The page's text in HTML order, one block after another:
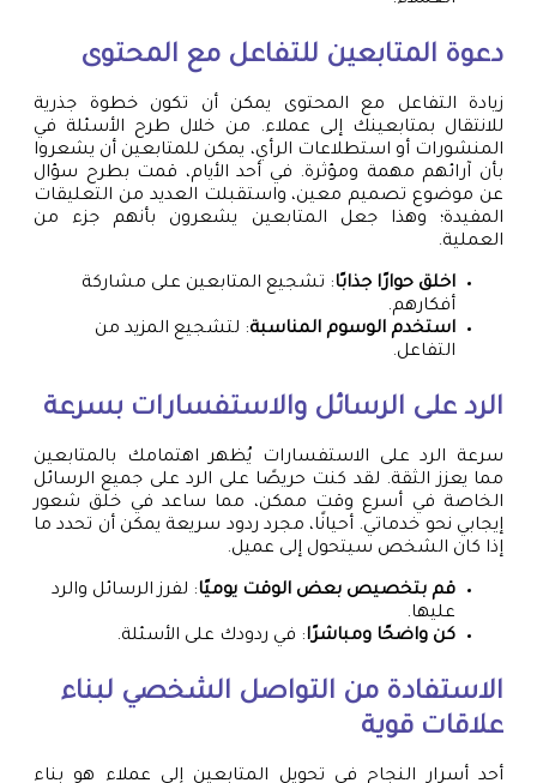
دعوة المتابعين للتفاعل مع المحتوى
زيادة التفاعل مع المحتوى يمكن أن تكون خطوة جذرية
للانتقال بمتابعينك إلى عملاء. من خلال طرح الأسئلة في
المنشورات أو استطلاعات الرأي، يمكن للمتابعين أن يشعروا
بأن آرائهم مهمة ومؤثرة. في أحد الأيام، قمت بطرح سؤال
عن موضوع تصميم معين، واستقبلت العديد من التعليقات
المفيدة؛ وهذا جعل المتابعين يشعرون بأنهم جزء من
العملية.
اخلق حوارًا جذابًا: تشجيع المتابعين على مشاركة
أفكارهم.
استخدم الوسوم المناسبة: لتشجيع المزيد من
التفاعل.
الرد على الرسائل والاستفسارات بسرعة
سرعة الرد على الاستفسارات يُظهر اهتمامك بالمتابعين
مما يعزز الثقة. لقد كنت حريصًا على الرد على جميع الرسائل
الخاصة في أسرع وقت ممكن، مما ساعد في خلق شعور
إيجابي نحو خدماتي. أحيانًا، مجرد ردود سريعة يمكن أن تحدد ما
إذا كان الشخص سيتحول إلى عميل.
قم بتخصيص بعض الوقت يوميًا: لفرز الرسائل والرد
عليها.
كن واضحًا ومباشرًا: في ردودك على الأسئلة.
الاستفادة من التواصل الشخصي لبناء
علاقات قوية
أحد أسرار النجاح في تحويل المتابعين إلى عملاء هو بناء